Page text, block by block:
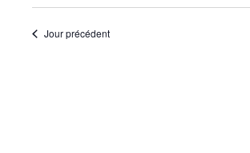
Jour précédent